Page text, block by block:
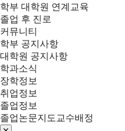
학부 대학원 연계교육
졸업 후 진로
커뮤니티
학부 공지사항
대학원 공지사항
학과소식
장학정보
취업정보
졸업정보
졸업논문지도교수배정